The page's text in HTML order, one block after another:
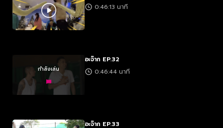
0:46:13 นาที
กำลังเล่น
อะจ๊าก EP.32
0:46:44 นาที
อะจ๊าก EP.33